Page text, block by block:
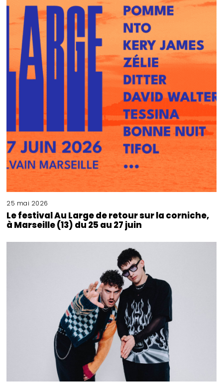
25 mai 2026
Le festival Au Large de retour sur la corniche,
à Marseille (13) du 25 au 27 juin